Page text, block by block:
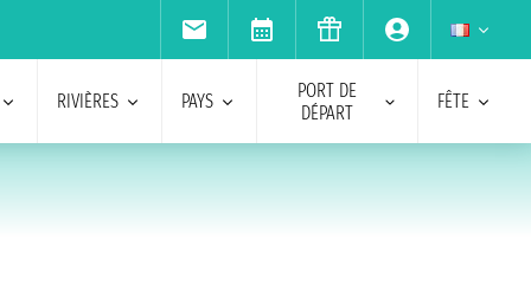
RIVIÈRES PAYS
PORT DE
DÉPART
FÊTE